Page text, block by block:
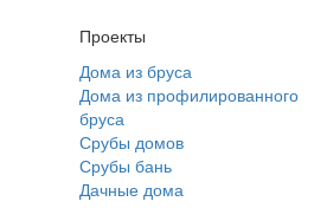
Проекты
Дома из бруса
Дома из профилированного
бруса
Срубы домов
Срубы бань
Дачные дома